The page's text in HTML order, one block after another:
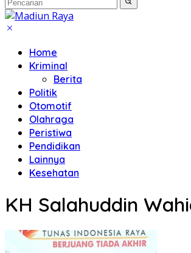
Home
Kriminal
Berita
Politik
Otomotif
Olahraga
Peristiwa
Pendidikan
Lainnya
Kesehatan
KH Salahuddin